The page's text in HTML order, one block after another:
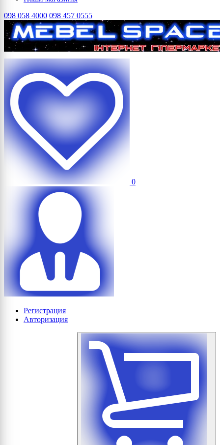
098 058 4000 098 457 0555
0
Регистрация
Авторизация